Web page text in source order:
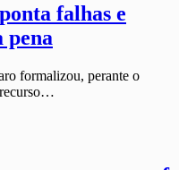
falhas e
pena
formalizou, perante o